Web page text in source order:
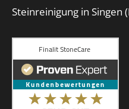
Steinreinigung in Singen